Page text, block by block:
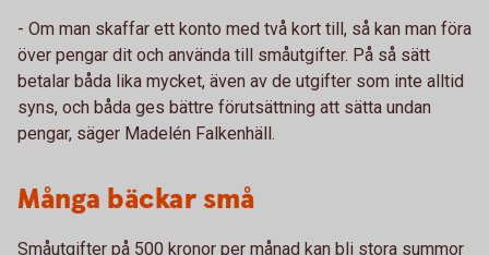
- Om man skaffar ett konto med två kort till, så kan man föra
över pengar dit och använda till småutgifter. På så sätt
betalar båda lika mycket, även av de utgifter som inte alltid
syns, och båda ges bättre förutsättning att sätta undan
pengar, säger Madelén Falkenhäll.
Många bäckar små
Småutgifter på 500 kronor per månad kan bli stora summor